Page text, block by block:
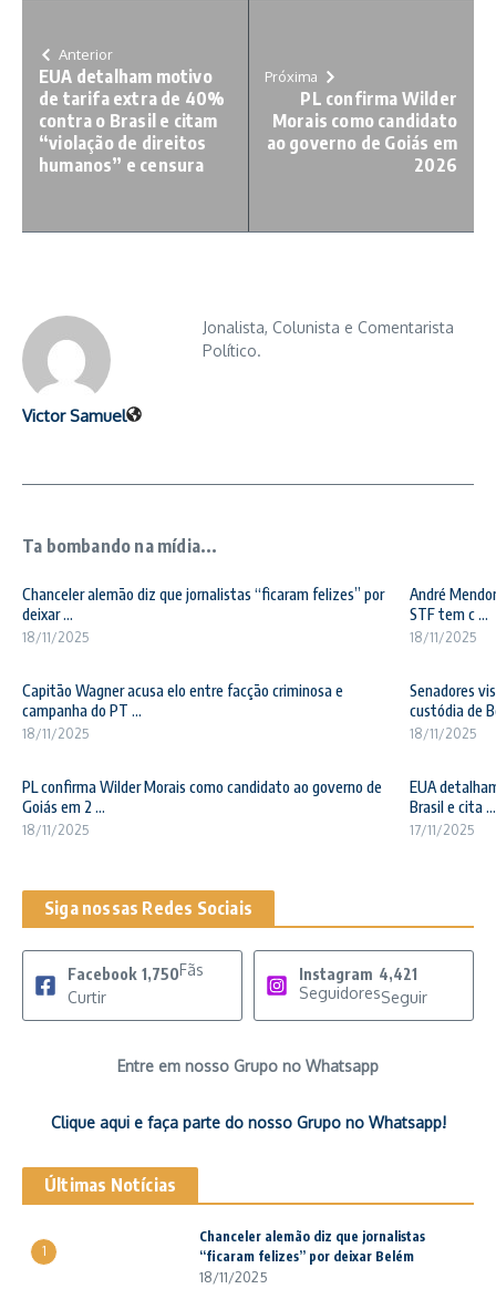
Anterior
EUA detalham motivo
de tarifa extra de 40%
contra o Brasil e citam
“violação de direitos
humanos” e censura
Próxima
PL confirma Wilder
Morais como candidato
ao governo de Goiás em
2026
Victor Samuel
Jonalista, Colunista e Comentarista
Político.
Ta bombando na mídia...
Chanceler alemão diz que jornalistas “ficaram felizes” por
deixar ...
18/11/2025
André
STF tem c ...
18/11/2025
Capitão Wagner acusa elo entre facção criminosa e
campanha do PT ...
18/11/2025
Senadores
custódia de
18/11/2025
PL confirma Wilder Morais como candidato ao governo de
Goiás em 2 ...
18/11/2025
EUA
Brasil e cita ...
17/11/2025
Siga nossas Redes Sociais
Facebook 1,750Fãs
Curtir
Instagram 4,421
SeguidoresSeguir
Entre em nosso Grupo no Whatsapp
Clique aqui e faça parte do nosso Grupo no Whatsapp!
Últimas Notícias
1
Chanceler alemão diz que jornalistas
“ficaram felizes” por deixar Belém
18/11/2025